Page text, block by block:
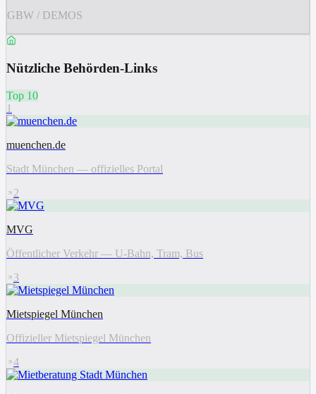
GBW / DEMOS
Nützliche Behörden-Links
Top 10
1
muenchen.de
Stadt München — offizielles Portal
2
MVG
Öffentlicher Verkehr — U-Bahn, Tram, Bus
3
Mietspiegel München
Offizieller Mietspiegel München
4